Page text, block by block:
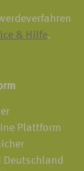
& Hilfe.
Plattform
Deutschland